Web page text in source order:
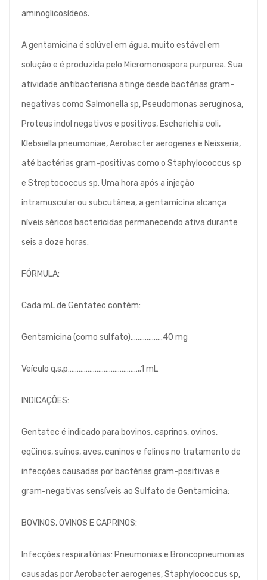
aminoglicosídeos.
A gentamicina é solúvel em água, muito estável em
solução e é produzida pelo Micromonospora purpurea. Sua
atividade antibacteriana atinge desde bactérias gram-
negativas como Salmonella sp, Pseudomonas aeruginosa,
Proteus indol negativos e positivos, Escherichia coli,
Klebsiella pneumoniae, Aerobacter aerogenes e Neisseria,
até bactérias gram-positivas como o Staphylococcus sp
e Streptococcus sp. Uma hora após a injeção
intramuscular ou subcutânea, a gentamicina alcança
níveis séricos bactericidas permanecendo ativa durante
seis a doze horas.
FÓRMULA:
Cada mL de Gentatec contém:
Gentamicina (como sulfato)………………40 mg
Veículo q.s.p…………………………………..1 mL
INDICAÇÕES:
Gentatec é indicado para bovinos, caprinos, ovinos,
eqüinos, suínos, aves, caninos e felinos no tratamento de
infecções causadas por bactérias gram-positivas e
gram-negativas sensíveis ao Sulfato de Gentamicina:
BOVINOS, OVINOS E CAPRINOS:
Infecções respiratórias: Pneumonias e Broncopneumonias
causadas por Aerobacter aerogenes, Staphylococcus sp,